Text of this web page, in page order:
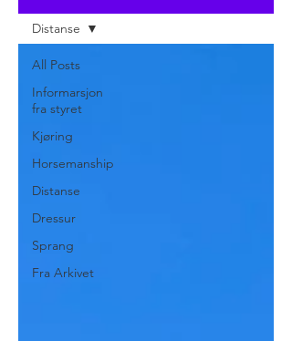
All Posts
Informarsjon
fra styret
Kjøring
Horsemanship
Distanse
Dressur
Sprang
Fra Arkivet
Distanse